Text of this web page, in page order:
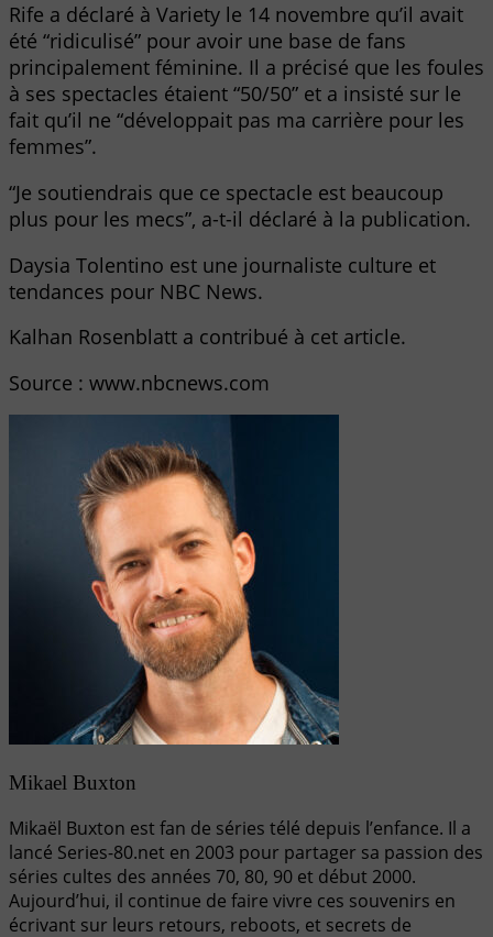
Rife a déclaré à Variety le 14 novembre qu’il avait
été “ridiculisé” pour avoir une base de fans
principalement féminine. Il a précisé que les foules
à ses spectacles étaient “50/50” et a insisté sur le
fait qu’il ne “développait pas ma carrière pour les
femmes”.
“Je soutiendrais que ce spectacle est beaucoup
plus pour les mecs”, a-t-il déclaré à la publication.
Daysia Tolentino est une journaliste culture et
tendances pour NBC News.
Kalhan Rosenblatt a contribué à cet article.
Source : www.nbcnews.com
Mikael Buxton
Mikaël Buxton est fan de séries télé depuis l’enfance. Il a
lancé Series-80.net en 2003 pour partager sa passion des
séries cultes des années 70, 80, 90 et début 2000.
Aujourd’hui, il continue de faire vivre ces souvenirs en
écrivant sur leurs retours, reboots, et secrets de